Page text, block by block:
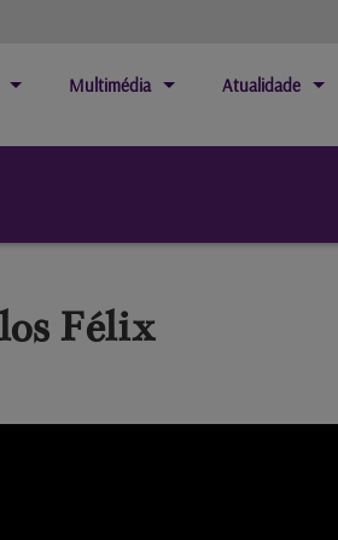
Multimédia Atualidade
Félix